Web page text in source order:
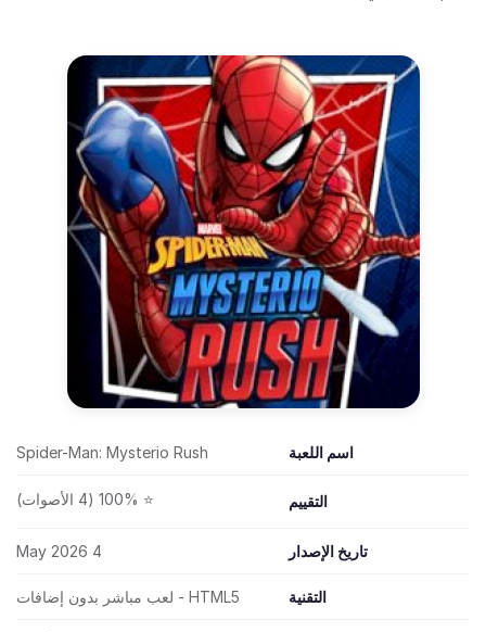
اسم اللعبة Spider-Man: Mysterio Rush
التقييم ⭐ 100% (4 الأصوات)
تاريخ الإصدار 4 May 2026
التقنية HTML5 - لعب مباشر بدون إضافات